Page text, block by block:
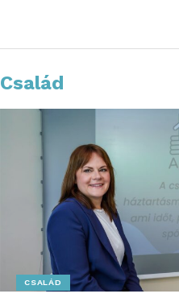
Család
CSALÁD